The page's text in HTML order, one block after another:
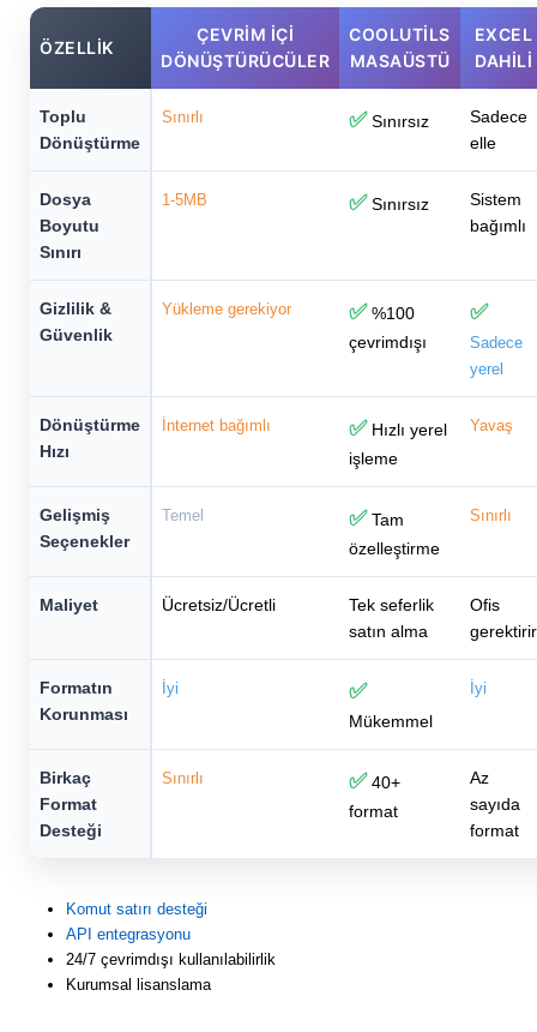
ÖZELLIK
ÇEVRIM İÇI
DÖNÜŞTÜRÜCÜLER
COOLUTILS
MASAÜSTÜ
EXCEL
DAHILI
Toplu
Dönüştürme
Sınırlı ✅Sınırsız
Sadece
elle
Dosya
Boyutu
Sınırı
1-5MB ✅Sınırsız
Sistem
bağımlı
Gizlilik &
Güvenlik
Yükleme gerekiyor ✅%100
çevrimdışı
✅
Sadece
yerel
Dönüştürme
Hızı
İnternet bağımlı ✅Hızlı yerel
işleme
Yavaş
Gelişmiş
Seçenekler
Temel ✅Tam
özelleştirme
Sınırlı
Maliyet Ücretsiz/Ücretli
Tek seferlik
satın alma
Ofis
gerektirir
Formatın
Korunması
İyi ✅
Mükemmel
İyi
Birkaç
Format
Desteği
Sınırlı ✅40+
format
Az
sayıda
format
Komut satırı desteği
API entegrasyonu
24/7 çevrimdışı kullanılabilirlik
Kurumsal lisanslama